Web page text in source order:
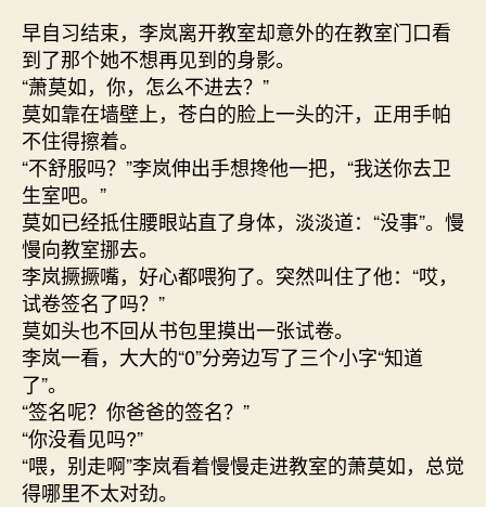
早自习结束，李岚离开教室却意外的在教室门口看
到了那个她不想再见到的身影。
“萧莫如，你，怎么不进去？”
莫如靠在墙壁上，苍白的脸上一头的汗，正用手帕
不住得擦着。
“不舒服吗？”李岚伸出手想搀他一把，“我送你去卫
生室吧。”
莫如已经抵住腰眼站直了身体，淡淡道：“没事”。慢
慢向教室挪去。
李岚撅撅嘴，好心都喂狗了。突然叫住了他：“哎，
试卷签名了吗？”
莫如头也不回从书包里摸出一张试卷。
李岚一看，大大的“0”分旁边写了三个小字“知道
了”。
“签名呢？你爸爸的签名？”
“你没看见吗?”
“喂，别走啊”李岚看着慢慢走进教室的萧莫如，总觉
得哪里不太对劲。